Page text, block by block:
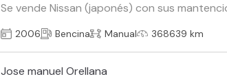
Se vende Nissan (japonés) con sus
2006 Bencina Manual 368639 km
Jose manuel Orellana